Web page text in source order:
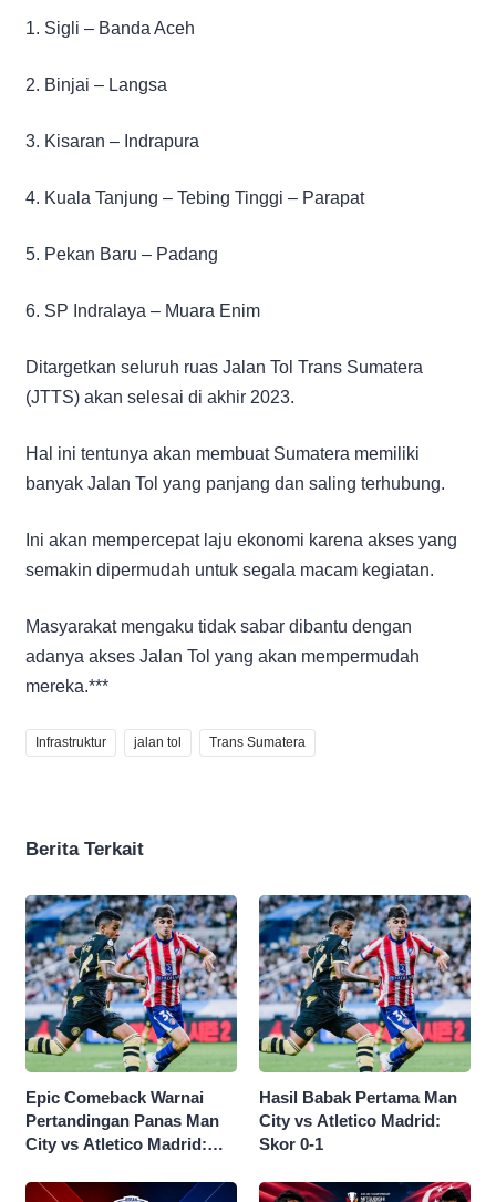
1. Sigli – Banda Aceh
2. Binjai – Langsa
3. Kisaran – Indrapura
4. Kuala Tanjung – Tebing Tinggi – Parapat
5. Pekan Baru – Padang
6. SP Indralaya – Muara Enim
Ditargetkan seluruh ruas Jalan Tol Trans Sumatera
(JTTS) akan selesai di akhir 2023.
Hal ini tentunya akan membuat Sumatera memiliki
banyak Jalan Tol yang panjang dan saling terhubung.
Ini akan mempercepat laju ekonomi karena akses yang
semakin dipermudah untuk segala macam kegiatan.
Masyarakat mengaku tidak sabar dibantu dengan
adanya akses Jalan Tol yang akan mempermudah
mereka.***
Infrastruktur jalan tol Trans Sumatera
Berita Terkait
Epic Comeback Warnai
Pertandingan Panas Man
City vs Atletico Madrid:
Hasil Babak Pertama Man
City vs Atletico Madrid:
Skor 0-1